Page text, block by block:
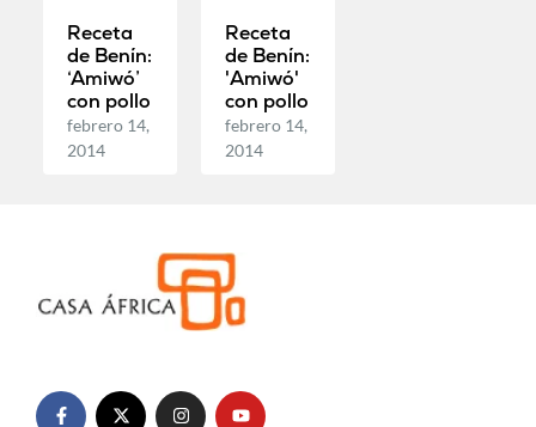
Receta
de Benín:
‘Amiwó’
con pollo
febrero 14,
2014
Receta
de Benín:
'Amiwó'
con pollo
febrero 14,
2014